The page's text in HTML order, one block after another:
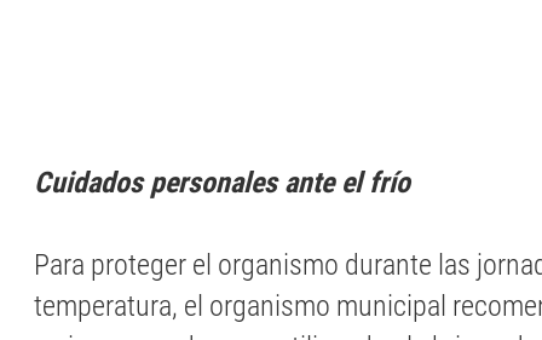
Cuidados personales ante el frío
Para proteger el organismo durante las
temperatura, el organismo municipal